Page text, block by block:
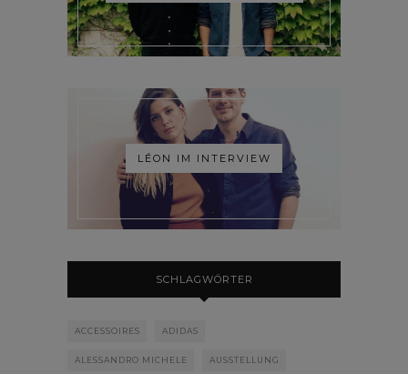
LÉON IM INTERVIEW
SCHLAGWÖRTER
ACCESSOIRES ADIDAS
ALESSANDRO MICHELE AUSSTELLUNG